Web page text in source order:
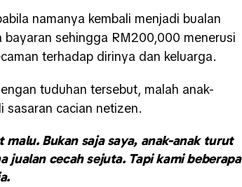
namanya kembali menjadi bualan
sehingga RM200,000 menerusi
terhadap dirinya dan keluarga.
tuduhan tersebut, malah anak-
sasaran cacian netizen.
Bukan saja saya, anak-anak turut
jualan cecah sejuta. Tapi kami beberapa